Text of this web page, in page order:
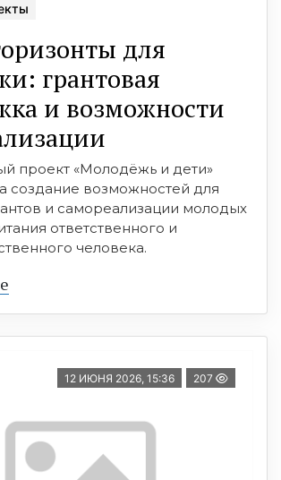
для
грантовая
и возможности
проект «Молодёжь и дети»
создание возможностей для
и самореализации молодых
ответственного и
человека.
12 ИЮНЯ 2026, 15:36 207